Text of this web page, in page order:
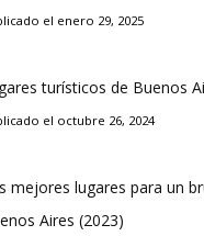
el enero 29, 2025
turísticos de Buenos
el octubre 26, 2024
mejores lugares para un
Aires (2023)